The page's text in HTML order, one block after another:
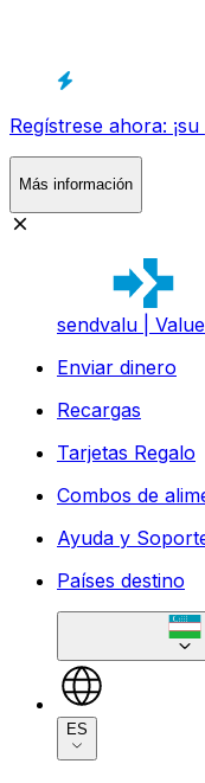
Regístrese ahora:
Más información
sendvalu |
Enviar dinero
Recargas
Tarjetas Regalo
Combos de
Ayuda y
Países destino
ES